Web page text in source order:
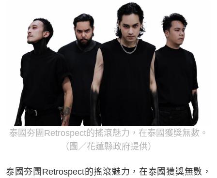
泰國夯團Retrospect的搖滾魅力，在泰國獲獎無數。
（圖／花蓮縣政府提供）
泰國夯團Retrospect的搖滾魅力，在泰國獲獎無數，